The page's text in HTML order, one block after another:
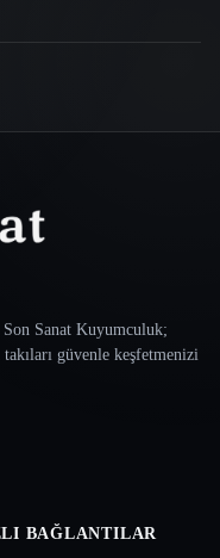
Sanat Kuyumculuk;
güvenle keşfetmenizi
BAĞLANTILAR